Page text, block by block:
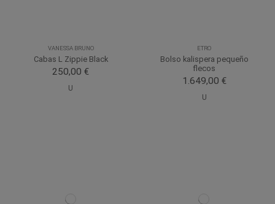
VANESSA BRUNO
Cabas L Zippie Black
250,00 €
U
ETRO
Bolso kalispera pequeño
flecos
1.649,00 €
U